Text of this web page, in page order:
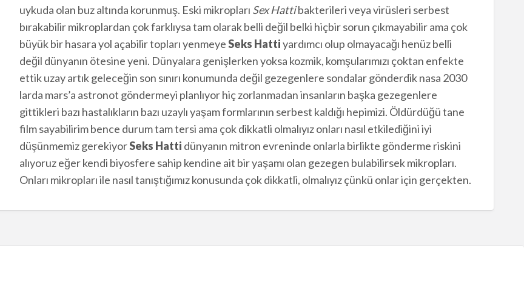
uykuda olan buz altında korunmuş. Eski mikropları Sex Hattibakterileri veya virüsleri serbest
bırakabilir mikroplardan çok farklıysa tam olarak belli değil belki hiçbir sorun çıkmayabilir ama çok
büyük bir hasara yol açabilir topları yenmeyeSeks Hattiyardımcı olup olmayacağı henüz belli
değil dünyanın ötesine yeni. Dünyalara genişlerken yoksa kozmik, komşularımızı çoktan enfekte
ettik uzay artık geleceğin son sınırı konumunda değil gezegenlere sondalar gönderdik nasa 2030
larda mars’a astronot göndermeyi planlıyor hiç zorlanmadan insanların başka gezegenlere
gittikleri bazı hastalıkların bazı uzaylı yaşam formlarının serbest kaldığı hepimizi. Öldürdüğü tane
film sayabilirim bence durum tam tersi ama çok dikkatli olmalıyız onları nasıl etkilediğini iyi
düşünmemiz gerekiyorSeks Hatti dünyanın mitron evreninde onlarla birlikte gönderme riskini
alıyoruz eğer kendi biyosfere sahip kendine ait bir yaşamı olan gezegen bulabilirsek mikropları.
Onları mikropları ile nasıl tanıştığımız konusunda çok dikkatli, olmalıyız çünkü onlar için gerçekten.